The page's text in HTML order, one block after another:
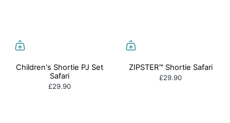
Children's Shortie PJ Set
Safari
£29.90
ZIPSTER™ Shortie Safari
£29.90